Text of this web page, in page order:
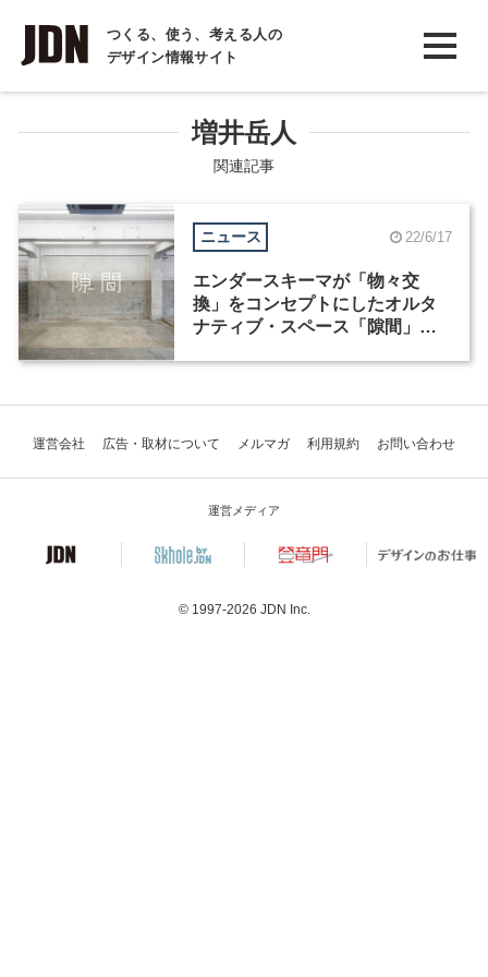
つくる、使う、考える人の
デザイン情報サイト
INTERVIEW
インタビュー
COLUMN
コラム
増井岳人
関連記事
ニュース 22/6/17
エンダースキーマが「物々交
換」をコンセプトにしたオルタ
ナティブ・スペース「隙間」を
運営会社 広告・取材について メルマガ 利用規約 お問い合わせ
運営メディア
© 1997-2026 JDN Inc.